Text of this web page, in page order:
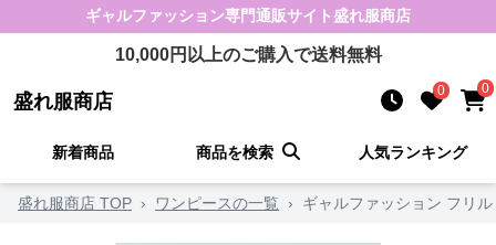
ギャルファッション専門通販サイト盛れ服商店
10,000円以上のご購入で送料無料
盛れ服商店 0 0
新着商品 商品を検索 人気ランキング
盛れ服商店 TOP › ワンピースの一覧 › ギャルファッション フリ